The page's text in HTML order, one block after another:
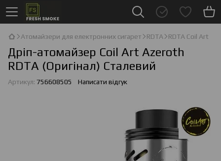
Атомайзери для електронних сигарет RDTA RDTA Coil Art
Дріп-атомайзер Coil Art Azeroth
RDTA (Оригінал) Сталевий
Артикул: 756608505 Написати відгук